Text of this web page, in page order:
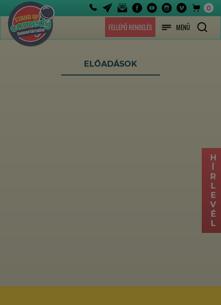
0
FELLÉPŐ RENDELÉS MENÜ
HÍRLEVÉL
ELŐADÁSOK